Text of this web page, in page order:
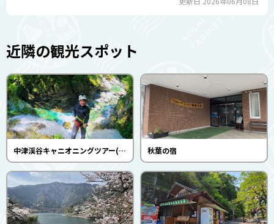
近隣の観光スポット
中津渓谷キャニオニングツアー(Niyodo Adventure) 秋葉の宿